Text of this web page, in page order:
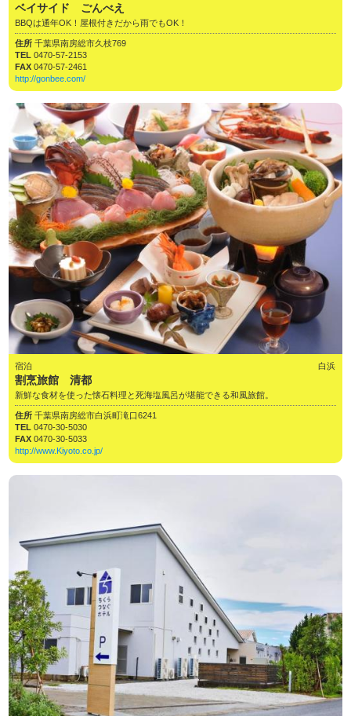
ベイサイド ごんべえ
BBQは通年OK！屋根付きだから雨でもOK！
住所千葉県南房総市久枝769
TEL0470-57-2153
FAX0470-57-2461
http://gonbee.com/
宿泊 白浜
割烹旅館 清都
新鮮な食材を使った懐石料理と死海塩風呂が堪能できる和風旅館。
住所千葉県南房総市白浜町滝口6241
TEL0470-30-5030
FAX0470-30-5033
http://www.Kiyoto.co.jp/